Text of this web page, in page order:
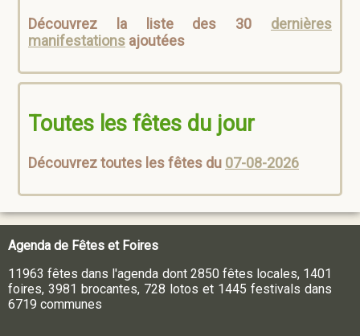
Découvrez la liste des 30 dernières
manifestations ajoutées
Toutes les fêtes du jour
Découvrez toutes les fêtes du 07-08-2026
Agenda de Fêtes et Foires
11963 fêtes dans l'agenda dont 2850 fêtes locales, 1401
foires, 3981 brocantes, 728 lotos et 1445 festivals dans
6719 communes